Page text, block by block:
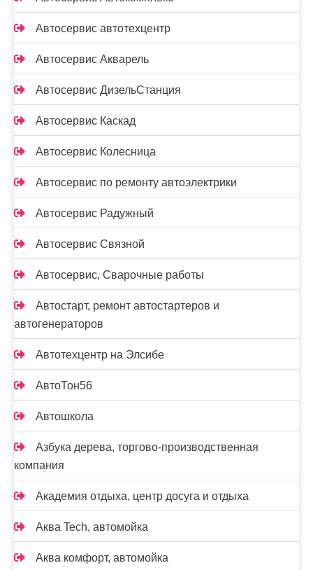
Автосервис автотехцентр
Автосервис Акварель
Автосервис ДизельСтанция
Автосервис Каскад
Автосервис Колесница
Автосервис по ремонту автоэлектрики
Автосервис Радужный
Автосервис Связной
Автосервис, Сварочные работы
Автостарт, ремонт автостартеров и
автогенераторов
Автотехцентр на Элсибе
АвтоТон56
Автошкола
Азбука дерева, торгово-производственная
компания
Академия отдыха, центр досуга и отдыха
Аква Tech, автомойка
Аква комфорт, автомойка